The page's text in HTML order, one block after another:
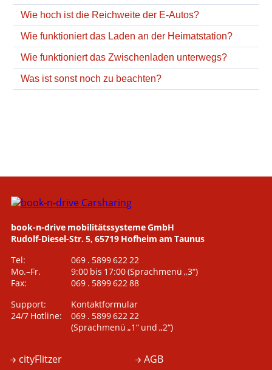
Wie hoch ist die Reichweite der E-Autos?
Wie funktioniert das Laden an der Heimatstation?
Wie funktioniert das Zwischenladen unterwegs?
Was ist sonst noch zu beachten?
book-n-drive mobilitätssysteme GmbH
Rudolf-Diesel-Str. 5, 65719 Hofheim am Taunus
Tel:
069 . 5899 622 22
Mo.–Fr.
9:00 bis 17:00(Sprachmenü „3“)
Fax:
069 . 5899 622 88
Support:
Kontaktformular
24/7 Hotline:
069 . 5899 622 22
(Sprachmenü „1“ und „2“)
cityFlitzer
AGB